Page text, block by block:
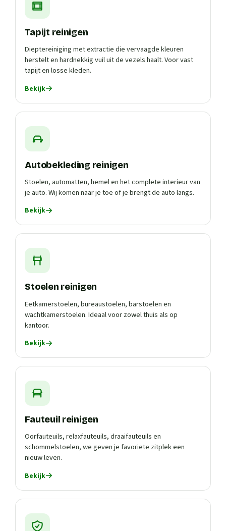
Tapijt reinigen
Dieptereiniging met extractie die vervaagde kleuren
herstelt en hardnekkig vuil uit de vezels haalt. Voor vast
tapijt en losse kleden.
Bekijk
Autobekleding reinigen
Stoelen, automatten, hemel en het complete interieur van
je auto. Wij komen naar je toe of je brengt de auto langs.
Bekijk
Stoelen reinigen
Eetkamerstoelen, bureaustoelen, barstoelen en
wachtkamerstoelen. Ideaal voor zowel thuis als op
kantoor.
Bekijk
Fauteuil reinigen
Oorfauteuils, relaxfauteuils, draaifauteuils en
schommelstoelen, we geven je favoriete zitplek een
nieuw leven.
Bekijk